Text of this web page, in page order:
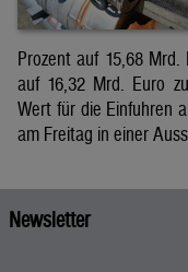
Prozent auf 15,68
auf 16,32 Mrd. Euro
Wert für die Einfuhren
am Freitag in einer
Newsletter